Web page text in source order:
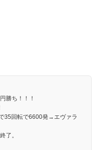
勝ち！！！
35回転で6600発→エヴァラ
了。